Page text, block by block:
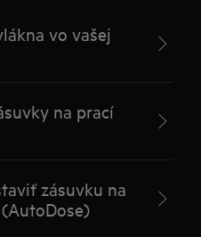
vo vašej
na prací
zásuvku na